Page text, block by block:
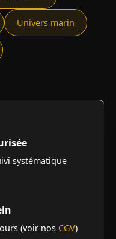
Univers marin
systématique
(voir nos CGV)